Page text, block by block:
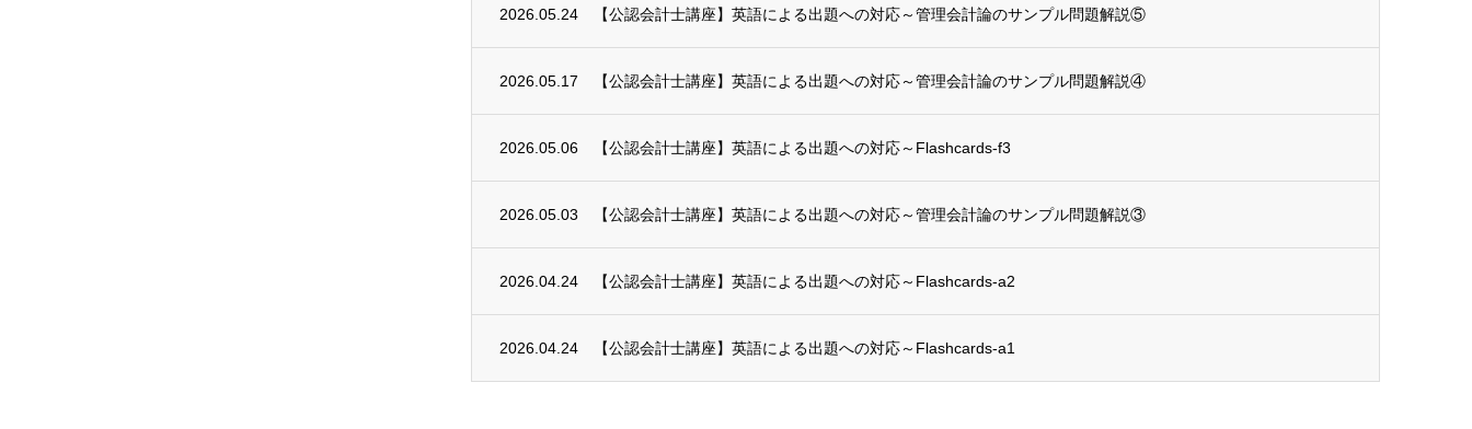
2026.05.24 【公認会計士講座】英語による出題への対応～管理会計論のサンプル問題解説⑤
2026.05.17 【公認会計士講座】英語による出題への対応～管理会計論のサンプル問題解説④
2026.05.06 【公認会計士講座】英語による出題への対応～Flashcards-f3
2026.05.03 【公認会計士講座】英語による出題への対応～管理会計論のサンプル問題解説③
2026.04.24 【公認会計士講座】英語による出題への対応～Flashcards-a2
2026.04.24 【公認会計士講座】英語による出題への対応～Flashcards-a1